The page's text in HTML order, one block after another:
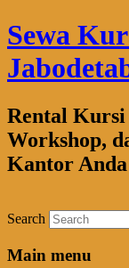
Sewa
Rental
Workshop,
Kantor Anda
Search
Main menu